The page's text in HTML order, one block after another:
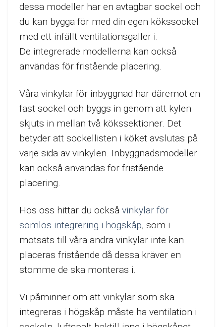
dessa modeller har en avtagbar sockel och
du kan bygga för med din egen kökssockel
med ett infällt ventilationsgaller i.
De integrerade modellerna kan också
användas för fristående placering.
Våra vinkylar för inbyggnad har däremot en
fast sockel och byggs in genom att kylen
skjuts in mellan två kökssektioner. Det
betyder att sockellisten i köket avslutas på
varje sida av vinkylen. Inbyggnadsmodeller
kan också användas för fristående
placering.
Hos oss hittar du också vinkylar för
sömlös integrering i högskåp, som i
motsats till våra andra vinkylar inte kan
placeras fristående då dessa kräver en
stomme de ska monteras i.
Vi påminner om att vinkylar som ska
integreras i högskåp måste ha ventilation i